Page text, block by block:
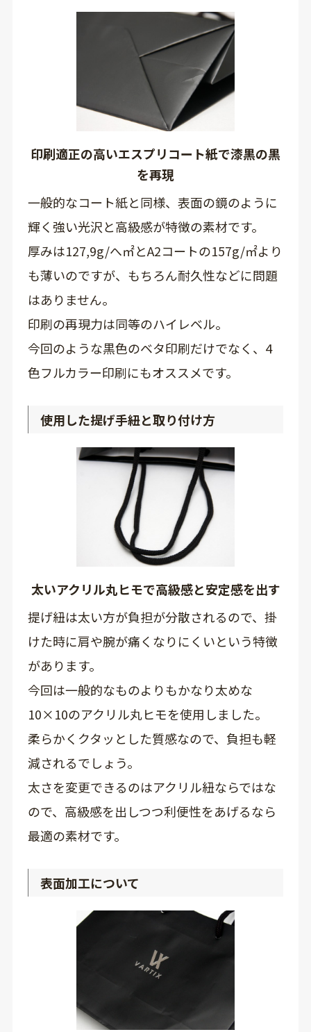
印刷適正の高いエスプリコート紙で漆黒の黒
を再現
一般的なコート紙と同様、表面の鏡のように
輝く強い光沢と高級感が特徴の素材です。
厚みは127,9g/へ㎡とA2コートの157g/㎡より
も薄いのですが、もちろん耐久性などに問題
はありません。
印刷の再現力は同等のハイレベル。
今回のような黒色のベタ印刷だけでなく、4
色フルカラー印刷にもオススメです。
使用した提げ手紐と取り付け方
太いアクリル丸ヒモで高級感と安定感を出す
提げ紐は太い方が負担が分散されるので、掛
けた時に肩や腕が痛くなりにくいという特徴
があります。
今回は一般的なものよりもかなり太めな
10×10のアクリル丸ヒモを使用しました。
柔らかくクタッとした質感なので、負担も軽
減されるでしょう。
太さを変更できるのはアクリル紐ならではな
ので、高級感を出しつつ利便性をあげるなら
最適の素材です。
表面加工について